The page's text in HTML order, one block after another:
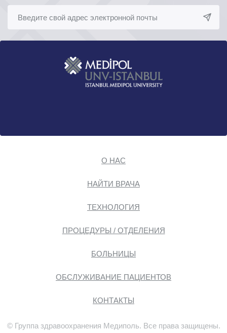
О НАС
НАЙТИ ВРАЧА
ТЕХНОЛОГИЯ
ПРОЦЕДУРЫ / ОТДЕЛЕНИЯ
БОЛЬНИЦЫ
ОБСЛУЖИВАНИЕ ПАЦИЕНТОВ
КОНТАКТЫ
© Группа здравоохранения Медиполь. Все права защищены.